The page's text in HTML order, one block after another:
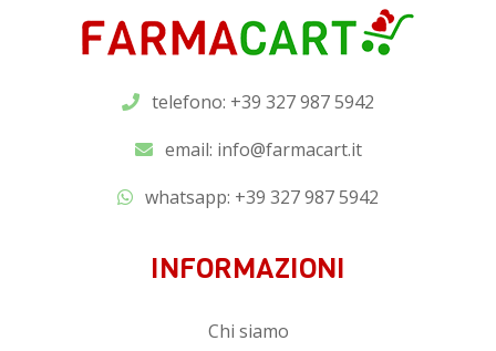
telefono: +39 327 987 5942
email: info@farmacart.it
whatsapp: +39 327 987 5942
INFORMAZIONI
Chi siamo